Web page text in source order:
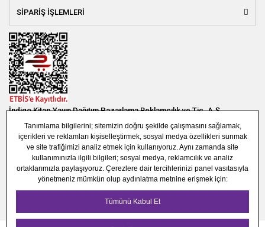
SİPARİŞ İŞLEMLERİ
İndigo Kitap Yayın Dağıtım Pazarlama Reklamcılık ve Tic. A.Ş.
Bağlar Mah. 19. Sok. Bina No:1E 1. Bodrum Kat. Güneşli - Bağcılar /
İSTANBUL
(0850) 308 7304